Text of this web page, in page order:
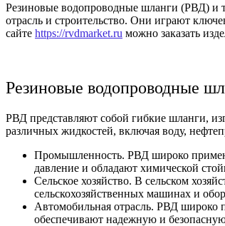
Резиновые водопроводные шланги (РВД) и
отрасль и строительство. Они играют
сайте https://rvdmarket.ru можно заказать
Резиновые водопроводные
РВД представляют собой гибкие шланги,
различных жидкостей, включая воду,
Промышленность. РВД широко
давление и обладают химической
Сельское хозяйство. В сельском
сельскохозяйственных машинах и
Автомобильная отрасль. РВД широко
обеспечивают надежную и